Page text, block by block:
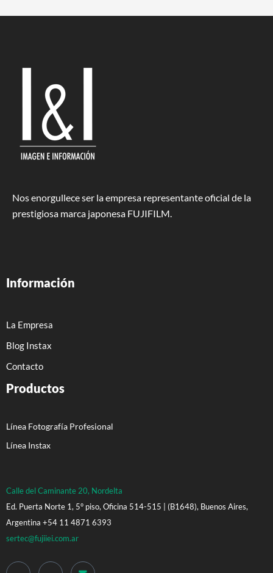
Nos enorgullece ser la empresa representante oficial de la
prestigiosa marca japonesa FUJIFILM.
Información
La Empresa
Blog Instax
Contacto
Productos
Línea Fotografía Profesional
Línea Instax
Calle del Caminante 20, Nordelta
Ed. Puerta Norte 1, 5° piso, Oficina 514-515 | (B1648), Buenos Aires,
Argentina +54 11 4871 6393
sertec@fujiiei.com.ar